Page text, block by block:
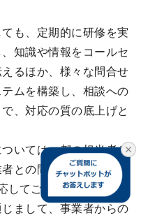
も、定期的に研修を実
知識や情報をコールセ
るほか、様々な問合せ
ムを構築し、相談への
、対応の質の底上げと
いては、都の担当者と
との間で定期的にミー
してございます。
まして、事業者からの